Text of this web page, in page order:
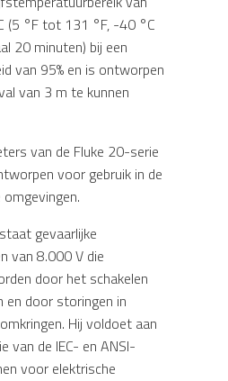
(5 °F tot 131 °F, -40 °C
20 minuten) bij een
van 95% en is ontworpen
van 3 m te kunnen
van de Fluke 20-serie
voor gebruik in de
gevaarlijke
van 8.000 V die
door het schakelen
en door storingen in
Hij voldoet aan
van de IEC- en ANSI-
voor elektrische